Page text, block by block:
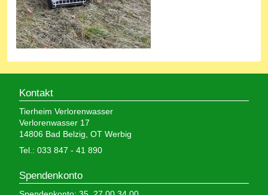
Kontakt
Tierheim Verlorenwasser
Verlorenwasser 17
14806 Bad Belzig, OT Werbig
Tel.: 033 847 - 41 890
Spendenkonto